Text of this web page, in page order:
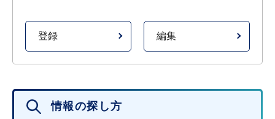
登録 編集
情報の探し方